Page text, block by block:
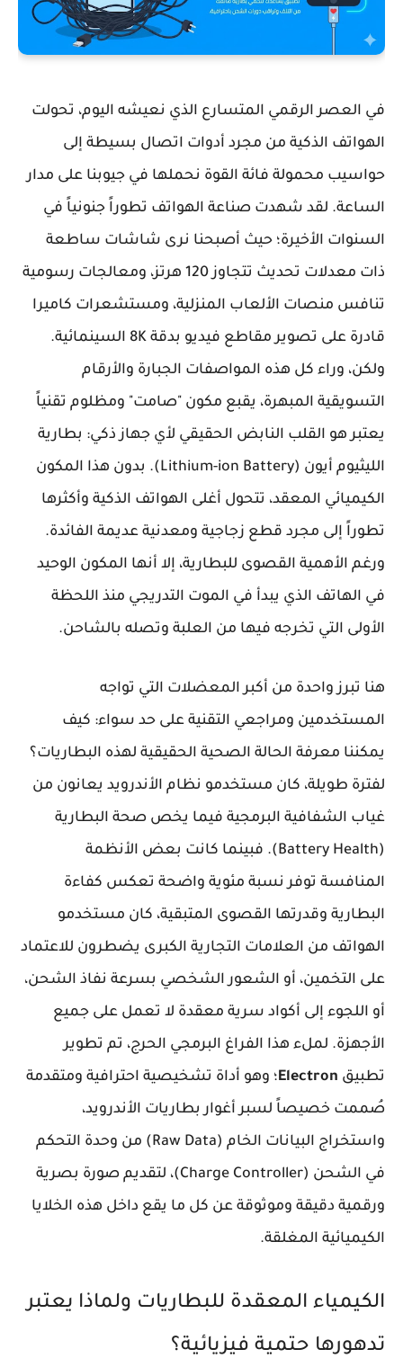
في العصر الرقمي المتسارع الذي نعيشه اليوم، تحولت
الهواتف الذكية من مجرد أدوات اتصال بسيطة إلى
حواسيب محمولة فائة القوة نحملها في جيوبنا على مدار
الساعة. لقد شهدت صناعة الهواتف تطوراً جنونياً في
السنوات الأخيرة؛ حيث أصبحنا نرى شاشات ساطعة
ذات معدلات تحديث تتجاوز 120 هرتز، ومعالجات رسومية
تنافس منصات الألعاب المنزلية، ومستشعرات كاميرا
قادرة على تصوير مقاطع فيديو بدقة 8K السينمائية.
ولكن، وراء كل هذه المواصفات الجبارة والأرقام
التسويقية المبهرة، يقبع مكون "صامت" ومظلوم تقنياً
يعتبر هو القلب النابض الحقيقي لأي جهاز ذكي: بطارية
الليثيوم أيون (Lithium-ion Battery). بدون هذا المكون
الكيميائي المعقد، تتحول أغلى الهواتف الذكية وأكثرها
تطوراً إلى مجرد قطع زجاجية ومعدنية عديمة الفائدة.
ورغم الأهمية القصوى للبطارية، إلا أنها المكون الوحيد
في الهاتف الذي يبدأ في الموت التدريجي منذ اللحظة
الأولى التي تخرجه فيها من العلبة وتصله بالشاحن.
هنا تبرز واحدة من أكبر المعضلات التي تواجه
المستخدمين ومراجعي التقنية على حد سواء: كيف
يمكننا معرفة الحالة الصحية الحقيقية لهذه البطاريات؟
لفترة طويلة، كان مستخدمو نظام الأندرويد يعانون من
غياب الشفافية البرمجية فيما يخص صحة البطارية
(Battery Health). فبينما كانت بعض الأنظمة
المنافسة توفر نسبة مئوية واضحة تعكس كفاءة
البطارية وقدرتها القصوى المتبقية، كان مستخدمو
الهواتف من العلامات التجارية الكبرى يضطرون للاعتماد
على التخمين، أو الشعور الشخصي بسرعة نفاذ الشحن،
أو اللجوء إلى أكواد سرية معقدة لا تعمل على جميع
الأجهزة. لملء هذا الفراغ البرمجي الحرج، تم تطوير
تطبيق Electron؛ وهو أداة تشخيصية احترافية ومتقدمة
صُممت خصيصاً لسبر أغوار بطاريات الأندرويد،
واستخراج البيانات الخام (Raw Data) من وحدة التحكم
في الشحن (Charge Controller)، لتقديم صورة بصرية
ورقمية دقيقة وموثوقة عن كل ما يقع داخل هذه الخلايا
الكيميائية المغلقة.
الكيمياء المعقدة للبطاريات ولماذا يعتبر
تدهورها حتمية فيزيائية؟